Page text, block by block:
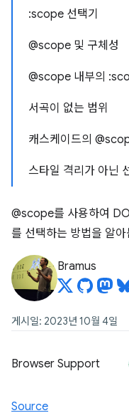
:scope 선택기
@scope 및 구체성
@scope 내부의
서곡이 없는 범위
캐스케이드의
스타일 격리가 아닌
@scope를 사용하여
를 선택하는 방법을 알아
Bramus
게시일: 2023년 10월 4일
Browser Support
Source